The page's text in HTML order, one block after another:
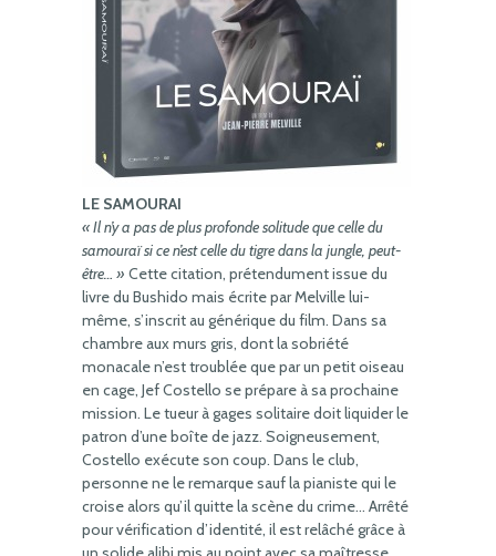
LE SAMOURAI
« Il n’y a pas de plus profonde solitude que celle du
samouraï si ce n’est celle du tigre dans la jungle, peut-
être… » Cette citation, prétendument issue du
livre du Bushido mais écrite par Melville lui-
même, s’inscrit au générique du film. Dans sa
chambre aux murs gris, dont la sobriété
monacale n’est troublée que par un petit oiseau
en cage, Jef Costello se prépare à sa prochaine
mission. Le tueur à gages solitaire doit liquider le
patron d’une boîte de jazz. Soigneusement,
Costello exécute son coup. Dans le club,
personne ne le remarque sauf la pianiste qui le
croise alors qu’il quitte la scène du crime… Arrêté
pour vérification d’identité, il est relâché grâce à